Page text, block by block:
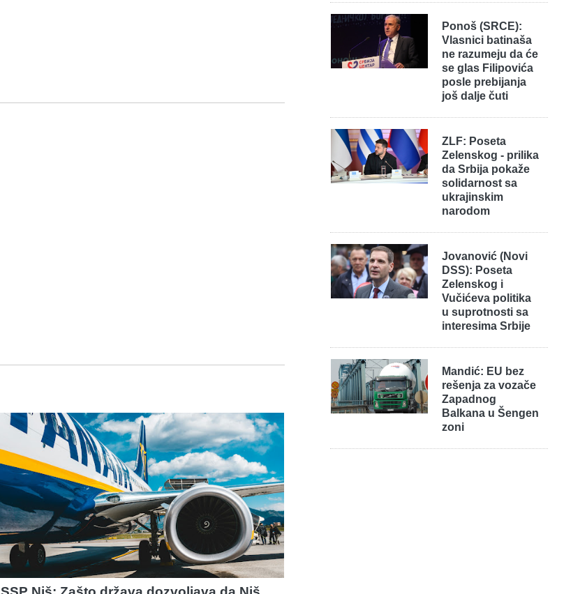
Ponoš (SRCE):
Vlasnici batinaša
ne razumeju da će
se glas Filipovića
posle prebijanja
još dalje čuti
ZLF: Poseta
Zelenskog - prilika
da Srbija pokaže
solidarnost sa
ukrajinskim
narodom
Jovanović (Novi
DSS): Poseta
Zelenskog i
Vučićeva politika
u suprotnosti sa
interesima Srbije
Mandić: EU bez
rešenja za vozače
Zapadnog
Balkana u Šengen
zoni